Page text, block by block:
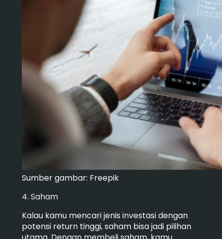
Sumber gambar: Freepik
4. Saham
Kalau kamu mencari jenis investasi dengan
potensi return tinggi, saham bisa jadi pilihan